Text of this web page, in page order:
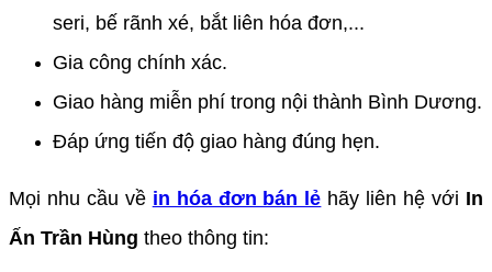
seri, bế rãnh xé, bắt liên hóa đơn,...
Gia công chính xác.
Giao hàng miễn phí trong nội thành Bình Dương.
Đáp ứng tiến độ giao hàng đúng hẹn.
Mọi nhu cầu về in hóa đơn bán lẻ hãy liên hệ với In
Ấn Trần Hùng theo thông tin: